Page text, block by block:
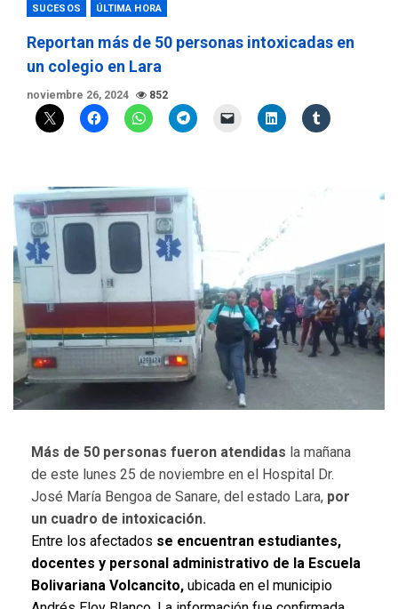
SUCESOS ÚLTIMA HORA
Reportan más de 50 personas intoxicadas en
un colegio en Lara
noviembre 26, 2024 852
Más de 50 personas fueron atendidas la mañana
de este lunes 25 de noviembre en el Hospital Dr.
José María Bengoa de Sanare, del estado Lara, por
un cuadro de intoxicación.
Entre los afectados se encuentran estudiantes,
docentes y personal administrativo de la Escuela
Bolivariana Volcancito, ubicada en el municipio